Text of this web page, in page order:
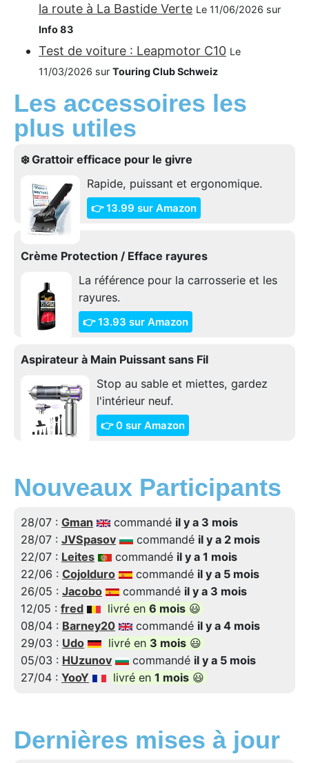
la route à La Bastide Verte Le 11/06/2026 sur
Info 83
Test de voiture : Leapmotor C10 Le
11/03/2026 sur Touring Club Schweiz
Les accessoires les
plus utiles
❄️ Grattoir efficace pour le givre
Rapide, puissant et ergonomique.
👉 13.99 sur Amazon
Crème Protection / Efface rayures
La référence pour la carrosserie et les
rayures.
👉 13.93 sur Amazon
Aspirateur à Main Puissant sans Fil
Stop au sable et miettes, gardez
l'intérieur neuf.
👉 0 sur Amazon
Nouveaux Participants
28/07 : Gman commandé il y a 3 mois
28/07 : JVSpasov commandé il y a 2 mois
22/07 : Leites commandé il y a 1 mois
22/06 : Cojolduro commandé il y a 5 mois
26/05 : Jacobo commandé il y a 3 mois
12/05 : fred livré en 6 mois 😃
08/04 : Barney20 commandé il y a 4 mois
29/03 : Udo livré en 3 mois 😃
05/03 : HUzunov commandé il y a 5 mois
27/04 : YooY livré en 1 mois 😃
Dernières mises à jour